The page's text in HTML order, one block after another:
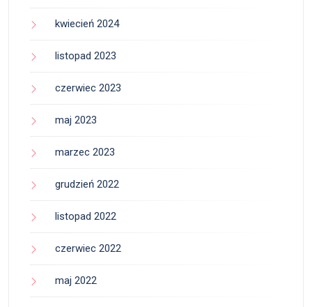
kwiecień 2024
listopad 2023
czerwiec 2023
maj 2023
marzec 2023
grudzień 2022
listopad 2022
czerwiec 2022
maj 2022